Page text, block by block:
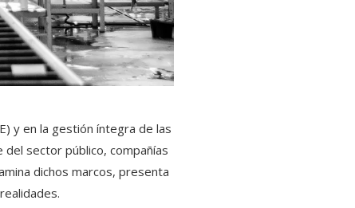
y en la gestión íntegra de las
sector público, compañías
dichos marcos, presenta